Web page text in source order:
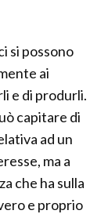
si possono
ai
e di produrli.
capitare di
ad un
ma a
che ha sulla
e proprio